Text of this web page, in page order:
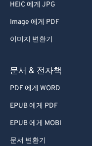
HEIC 에게 JPG
Image 에게 PDF
이미지 변환기
문서 & 전자책
PDF 에게 WORD
EPUB 에게 PDF
EPUB 에게 MOBI
문서 변환기